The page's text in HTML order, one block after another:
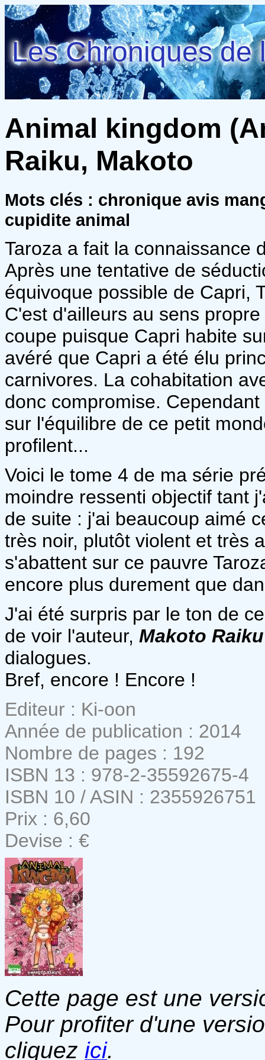
Les Chroniques de
Animal kingdom
Raiku, Makoto
Mots clés : chronique avis
cupidite animal
Taroza a fait la connaissance
Après une tentative de
équivoque possible de Capri,
C'est d'ailleurs au sens
coupe puisque Capri habite
avéré que Capri a été élu
carnivores. La cohabitation
donc compromise.
sur l'équilibre de ce petit
profilent...
Voici le tome 4 de ma série
moindre ressenti objectif tant
de suite : j'ai beaucoup aimé
très noir, plutôt violent et très
s'abattent sur ce pauvre
encore plus durement que
J'ai été surpris par le ton de
de voir l'auteur, Makoto Raiku
dialogues.
Bref, encore ! Encore !
Editeur : Ki-oon
Année de publication : 2014
Nombre de pages : 192
ISBN 13 : 978-2-35592675-4
ISBN 10 / ASIN : 2355926751
Prix : 6,60
Devise : €
Cette page est une
Pour profiter d'une
cliquez ici.